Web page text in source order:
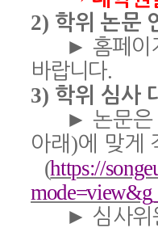
2) 학위 논문
►홈페이
바랍니다.
3) 학위 심사
►논문
아래 )에 맞게
(https://
► 심사위